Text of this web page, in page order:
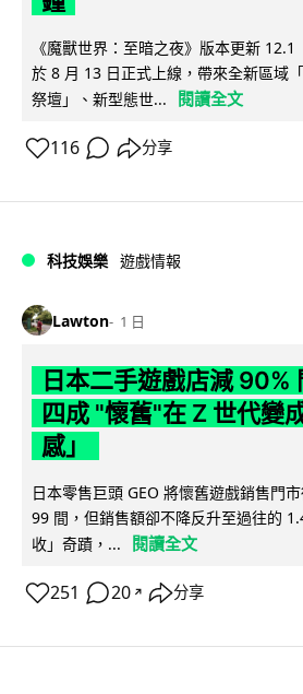
《魔獸世界：至暗之夜》版本更新
於 8 月 13 日正式上線，帶來全新區域
祭壇」、新型態世...
閱讀全文
116 分享
科技娛樂 遊戲情報
Lawton 1 日
日本二手遊戲店減 90%
四成 "懷舊"在 Z 世代變
感」
日本零售巨頭 GEO 將懷舊遊戲銷售門
99 間，但銷售額卻不降反升至過往的
收」奇蹟，...
閱讀全文
251 20 ↗ 分享